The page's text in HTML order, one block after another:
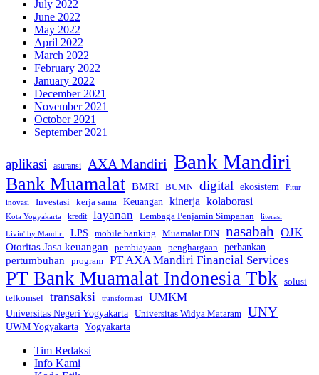
July 2022
June 2022
May 2022
April 2022
March 2022
February 2022
January 2022
December 2021
November 2021
October 2021
September 2021
aplikasi asuransi AXA Mandiri Bank Mandiri
Bank Muamalat BMRI BUMN digital ekosistem Fitur
inovasi Investasi kerja sama Keuangan kinerja kolaborasi
Kota Yogyakarta kredit layanan Lembaga Penjamin Simpanan
literasi
Livin' by Mandiri
LPS mobile banking Muamalat DIN nasabah OJK
Otoritas Jasa keuangan pembiayaan penghargaan perbankan
pertumbuhan program PT AXA Mandiri Financial Services
PT Bank Muamalat Indonesia Tbk solusi
telkomsel transaksi transformasi UMKM
Universitas Negeri Yogyakarta Universitas Widya Mataram UNY
UWM Yogyakarta Yogyakarta
Tim Redaksi
Info Kami